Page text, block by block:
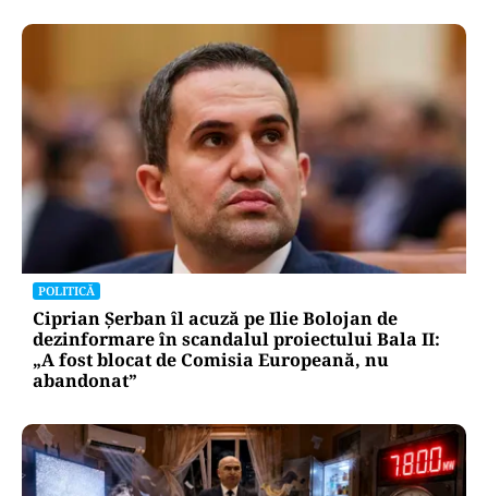
POLITICĂ
Ciprian Șerban îl acuză pe Ilie Bolojan de
dezinformare în scandalul proiectului Bala II:
„A fost blocat de Comisia Europeană, nu
abandonat”